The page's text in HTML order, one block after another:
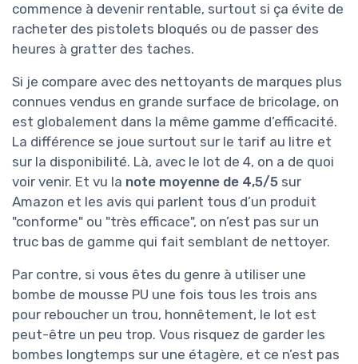
commence à devenir rentable, surtout si ça évite de
racheter des pistolets bloqués ou de passer des
heures à gratter des taches.
Si je compare avec des nettoyants de marques plus
connues vendus en grande surface de bricolage, on
est globalement dans la même gamme d’efficacité.
La différence se joue surtout sur le tarif au litre et
sur la disponibilité. Là, avec le lot de 4, on a de quoi
voir venir. Et vu la note moyenne de 4,5/5 sur
Amazon et les avis qui parlent tous d’un produit
"conforme" ou "très efficace", on n’est pas sur un
truc bas de gamme qui fait semblant de nettoyer.
Par contre, si vous êtes du genre à utiliser une
bombe de mousse PU une fois tous les trois ans
pour reboucher un trou, honnêtement, le lot est
peut-être un peu trop. Vous risquez de garder les
bombes longtemps sur une étagère, et ce n’est pas